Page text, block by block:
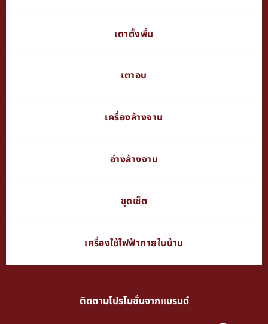
เตาตั้งพื้น
เตาอบ
เครื่องล้างจาน
อ่างล้างจาน
ชุดเซ็ต
เครื่องใช้ไฟฟ้าภายในบ้าน
ติดตามโปรโมชั่นจากแบรนด์